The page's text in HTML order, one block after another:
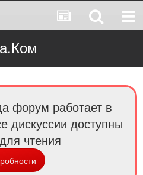
форум работает в
дискуссии доступны
чтения